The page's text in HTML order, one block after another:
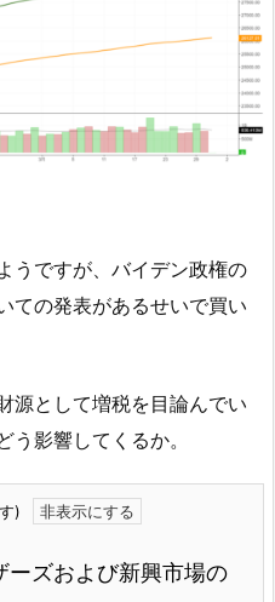
うですが、バイデン政権の
ての発表があるせいで買い
源として増税を目論んでい
う影響してくるか。
)
ーズおよび新興市場の